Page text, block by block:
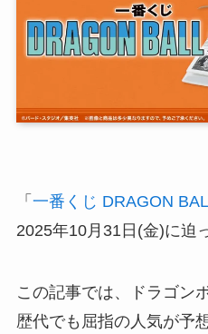
「 一番くじ DRAGON
2025年10月31日(金)に迫
この記事では、ドラゴン
歴代でも屈指の人気が予